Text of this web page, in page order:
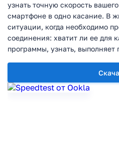
узнать точную скорость
смартфоне в одно касание. В
ситуации, когда необходимо
соединения: хватит ли ее для
программы, узнать, выполняет